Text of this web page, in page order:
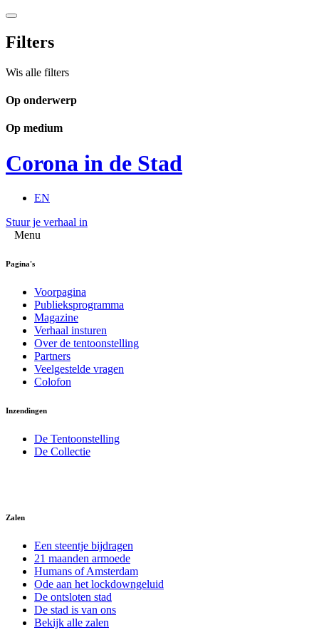
Filters
Wis alle filters
Op onderwerp
Op medium
Corona in de Stad
EN
Stuur je verhaal in
Menu
Pagina's
Voorpagina
Publieksprogramma
Magazine
Verhaal insturen
Over de tentoonstelling
Partners
Veelgestelde vragen
Colofon
Inzendingen
De Tentoonstelling
De Collectie
Zalen
Een steentje bijdragen
21 maanden armoede
Humans of Amsterdam
Ode aan het lockdowngeluid
De ontsloten stad
De stad is van ons
Bekijk alle zalen